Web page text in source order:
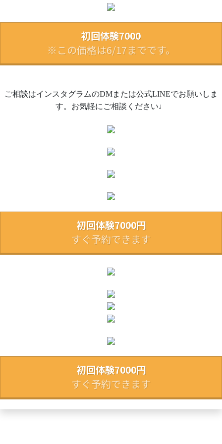
初回体験7000
※この価格は6/17までです。
ご相談はインスタグラムのDMまたは公式LINEでお願いしま
す。お気軽にご相談ください♩
初回体験7000円
すぐ予約できます
初回体験7000円
すぐ予約できます